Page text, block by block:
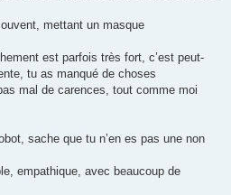
mettant un masque
est parfois très fort, c’est peut-
tu as manqué de choses
mal de carences, tout comme moi
sache que tu n’en es pas une non
empathique, avec beaucoup de